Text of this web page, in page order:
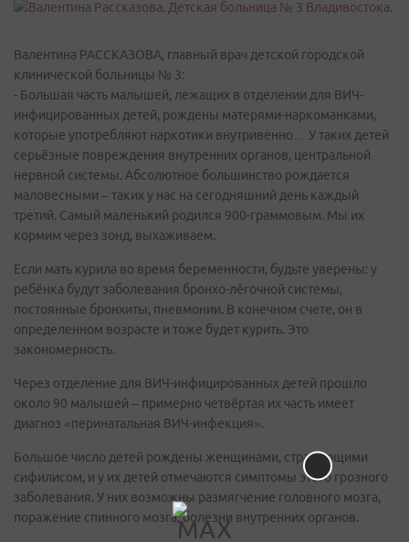
Валентина РАССКАЗОВА, главный врач детской городской
клинической больницы № 3:
- Большая часть малышей, лежащих в отделении для ВИЧ-
инфицированных детей, рождены матерями-наркоманками,
которые употребляют наркотики внутривенно… У таких детей
серьёзные повреждения внутренних органов, центральной
нервной системы. Абсолютное большинство рождается
маловесными – таких у нас на сегодняшний день каждый
третий. Самый маленький родился 900-граммовым. Мы их
кормим через зонд, выхаживаем.
Если мать курила во время беременности, будьте уверены: у
ребёнка будут заболевания бронхо-лёгочной системы,
постоянные бронхиты, пневмонии. В конечном счете, он в
определенном возрасте и тоже будет курить. Это
закономерность.
Через отделение для ВИЧ-инфицированных детей прошло
около 90 малышей – примерно четвёртая их часть имеет
диагноз «перинатальная ВИЧ-инфекция».
Большое число детей рождены женщинами, страдающими
сифилисом, и у их детей отмечаются симптомы этого грозного
заболевания. У них возможны размягчение головного мозга,
поражение спинного мозга, болезни внутренних органов.